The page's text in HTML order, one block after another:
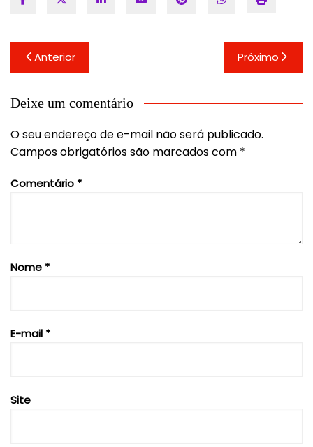
Navegação
de
Post
Anterior Próximo
Deixe um comentário
O seu endereço de e-mail não será publicado.
Campos obrigatórios são marcados com *
Comentário *
Nome *
E-mail *
Site